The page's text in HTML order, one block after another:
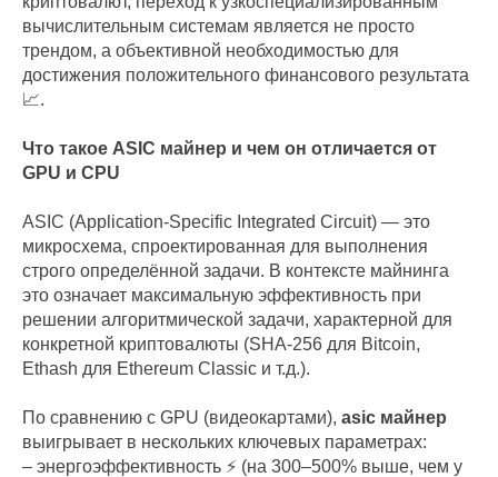
вычислительным системам является не просто
трендом, а объективной необходимостью для
достижения положительного финансового результата
📈.
Что такое ASIC майнер и чем он отличается от
GPU и CPU
ASIC (Application-Specific Integrated Circuit) — это
микросхема, спроектированная для выполнения
строго определённой задачи. В контексте майнинга
это означает максимальную эффективность при
решении алгоритмической задачи, характерной для
конкретной криптовалюты (SHA-256 для Bitcoin,
Ethash для Ethereum Classic и т.д.).
По сравнению с GPU (видеокартами), asic майнер
выигрывает в нескольких ключевых параметрах:
– энергоэффективность ⚡ (на 300–500% выше, чем у